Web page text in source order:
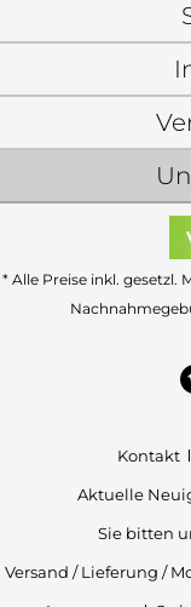
* Alle Preise inkl. gesetzl.
Kontakt
Aktuelle
Sie bitten
Versand / Lieferung /